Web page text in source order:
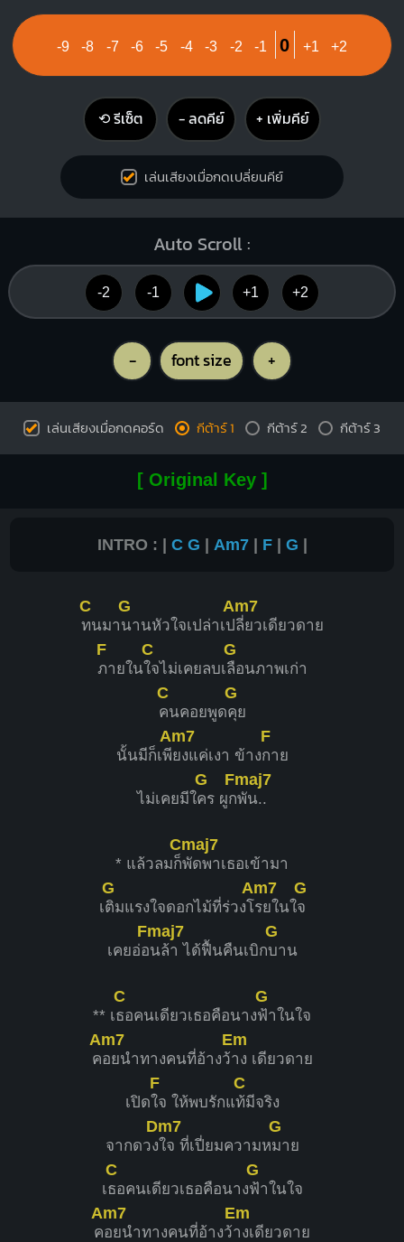
-9 -8 -7 -6 -5 -4 -3 -2 -1 0 +1 +2
⟲ รีเซ็ต − ลดคีย์ + เพิ่มคีย์
เล่นเสียงเมื่อกดเปลี่ยนคีย์
Auto Scroll :
-2 -1 +1 +2
- font size +
เล่นเสียงเมื่อกดคอร์ด กีต้าร์ 1 กีต้าร์ 2 กีต้าร์ 3
[ Original Key ]
INTRO : | C G | Am7| F| G |
C
ทนมา
G
นานหัวใจเปล่าเป
Am7
ลี่ยวเดียวดาย
F
ภายใน
C
ใจไม่เคยลบเ
G
ลือนภาพเก่า
C
คนคอยพูด
G
คุย
นั้นมีก็เพี
Am7
ยงแค่เงา ข้าง
F
กาย
ไม่เคยมีใ
G
คร ผูก
Fmaj7
พัน..
* แล้วลมก็
Cmaj7
พัดพาเธอเข้ามา
เ
G
ติมแรงใจดอกไม้ที่ร่วงโ
Am7
รยในใ
G
จ
เคยอ่อ
Fmaj7
นล้า ได้ฟื้นคืนเบิก
G
บาน
** เ
C
ธอคนเดียวเธอคือนาง
G
ฟ้าในใจ
ค
Am7
อยนำทางคนที่อ้างว้
Em
าง เดียวดาย
เปิด
F
ใจ ให้พบรักแ
C
ท้มีจริง
จากดวง
Dm7
ใจ ที่เปี่ยมความห
G
มาย
เ
C
ธอคนเดียวเธอคือนาง
G
ฟ้าในใจ
ค
Am7
อยนำทางคนที่อ้างว้
Em
างเดียวดาย